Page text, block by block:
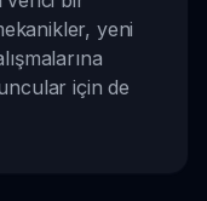
yeni
için de